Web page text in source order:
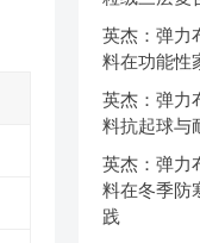
英杰：弹力
料在功能性
英杰：弹力
料抗起球与
英杰：弹力
料在冬季防
践